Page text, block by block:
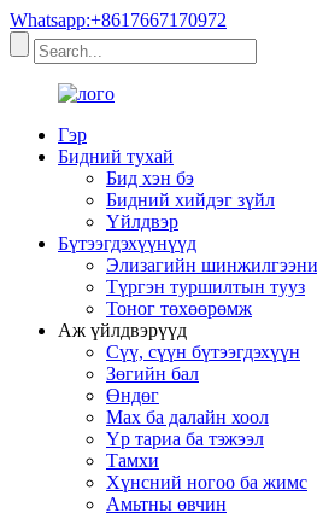
Whatsapp:+8617667170972
Гэр
Бидний тухай
Бид хэн бэ
Бидний хийдэг зүйл
Үйлдвэр
Бүтээгдэхүүнүүд
Элизагийн
Түргэн туршилтын тууз
Тоног төхөөрөмж
Аж үйлдвэрүүд
Сүү, сүүн бүтээгдэхүүн
Зөгийн бал
Өндөг
Мах ба далайн хоол
Үр тариа ба тэжээл
Тамхи
Хүнсний ногоо ба жимс
Амьтны өвчин